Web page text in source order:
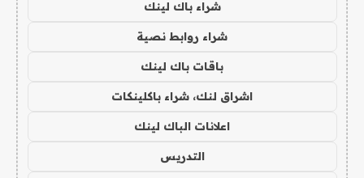
شراء باك لينك
شراء روابط نصية
باقات باك لينك
اشراق لنك، شراء باكلينكات
اعلانات الباك لينك
التدريس